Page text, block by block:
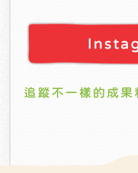
追蹤不一樣的成